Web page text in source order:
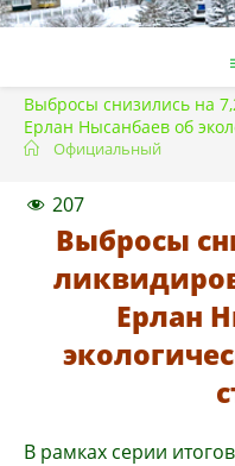
Выбросы снизились на
Ерлан Нысанбаев об
Официальный
207
Выбросы
Ерлан
В рамках серии